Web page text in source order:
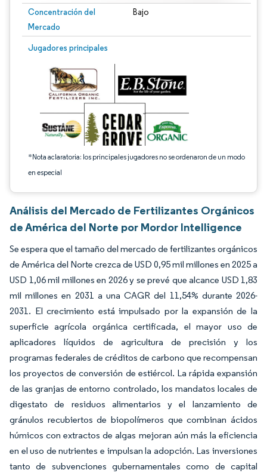
Concentración del
Mercado
Bajo
Jugadores principales
*Nota aclaratoria: los principales jugadores no se ordenaron de un modo
en especial
Imagen © Mordor Intelligence. El uso requiere atribución según CC BY 4.0.
Análisis del Mercado de Fertilizantes Orgánicos
de América del Norte por Mordor Intelligence
Se espera que el tamaño del mercado de fertilizantes orgánicos
de América del Norte crezca de USD 0,95 mil millones en 2025 a
USD 1,06 mil millones en 2026 y se prevé que alcance USD 1,83
mil millones en 2031 a una CAGR del 11,54% durante 2026-
2031. El crecimiento está impulsado por la expansión de la
superficie agrícola orgánica certificada, el mayor uso de
aplicadores líquidos de agricultura de precisión y los
programas federales de créditos de carbono que recompensan
los proyectos de conversión de estiércol. La rápida expansión
de las granjas de entorno controlado, los mandatos locales de
digestato de residuos alimentarios y el lanzamiento de
gránulos recubiertos de biopolímeros que combinan ácidos
húmicos con extractos de algas mejoran aún más la eficiencia
en el uso de nutrientes e impulsan la adopción. Las inversiones
tanto de subvenciones gubernamentales como de capital